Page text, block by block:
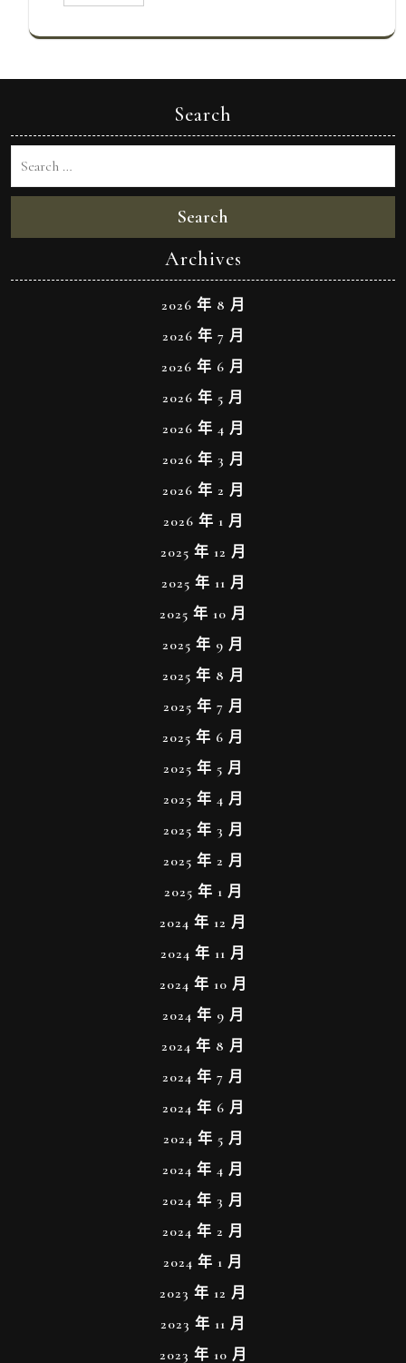
Search
Search
Archives
2026 年 8 月
2026 年 7 月
2026 年 6 月
2026 年 5 月
2026 年 4 月
2026 年 3 月
2026 年 2 月
2026 年 1 月
2025 年 12 月
2025 年 11 月
2025 年 10 月
2025 年 9 月
2025 年 8 月
2025 年 7 月
2025 年 6 月
2025 年 5 月
2025 年 4 月
2025 年 3 月
2025 年 2 月
2025 年 1 月
2024 年 12 月
2024 年 11 月
2024 年 10 月
2024 年 9 月
2024 年 8 月
2024 年 7 月
2024 年 6 月
2024 年 5 月
2024 年 4 月
2024 年 3 月
2024 年 2 月
2024 年 1 月
2023 年 12 月
2023 年 11 月
2023 年 10 月